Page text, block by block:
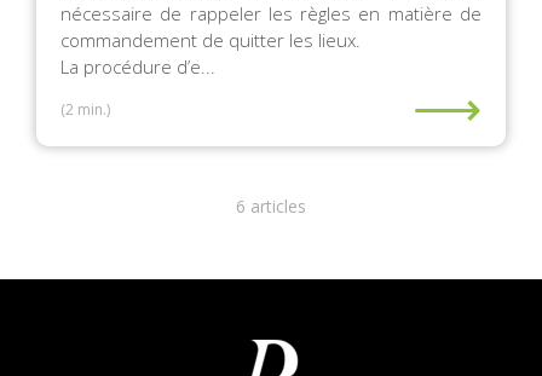
nécessaire de rappeler les règles en matière de
commandement de quitter les lieux.
La procédure d’e...
(2 min.) ⟶
6 articles